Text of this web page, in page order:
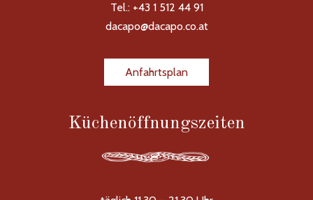
Tel.: +43 1 512 44 91
dacapo@dacapo.co.at
Anfahrtsplan
Küchenöffnungszeiten